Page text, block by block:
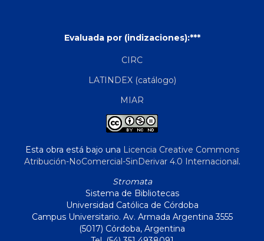
Evaluada por (indizaciones):***
CIRC
LATINDEX (catálogo)
MIAR
Esta obra está bajo una Licencia Creative Commons
Atribución-NoComercial-SinDerivar 4.0 Internacional.
Stromata
Sistema de Bibliotecas
Universidad Católica de Córdoba
Campus Universitario. Av. Armada Argentina 3555
(5017) Córdoba, Argentina